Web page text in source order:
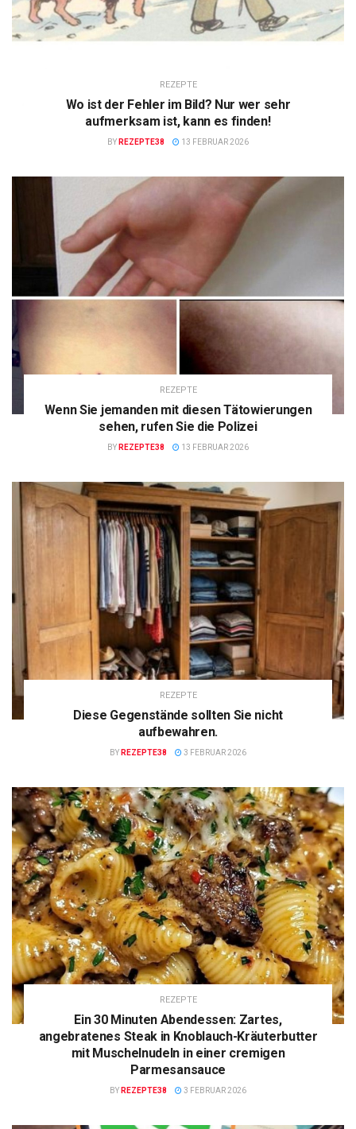
REZEPTE
Wo ist der Fehler im Bild? Nur wer sehr
aufmerksam ist, kann es finden!
BY REZEPTE38 13 FEBRUAR 2026
REZEPTE
Wenn Sie jemanden mit diesen Tätowierungen
sehen, rufen Sie die Polizei
BY REZEPTE38 13 FEBRUAR 2026
REZEPTE
Diese Gegenstände sollten Sie nicht
aufbewahren.
BY REZEPTE38 3 FEBRUAR 2026
REZEPTE
Ein 30 Minuten Abendessen: Zartes,
angebratenes Steak in Knoblauch-Kräuterbutter
mit Muschelnudeln in einer cremigen
Parmesansauce
BY REZEPTE38 3 FEBRUAR 2026